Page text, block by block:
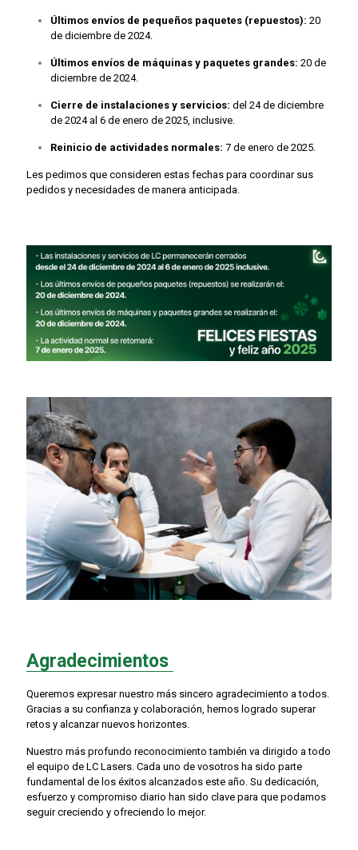
Últimos envíos de pequeños paquetes (repuestos): 20
de diciembre de 2024.
Últimos envíos de máquinas y paquetes grandes: 20 de
diciembre de 2024.
Cierre de instalaciones y servicios: del 24 de diciembre
de 2024 al 6 de enero de 2025, inclusive.
Reinicio de actividades normales: 7 de enero de 2025.
Les pedimos que consideren estas fechas para coordinar sus
pedidos y necesidades de manera anticipada.
Agradecimientos
Queremos expresar nuestro más sincero agradecimiento a todos.
Gracias a su confianza y colaboración, hemos logrado superar
retos y alcanzar nuevos horizontes.
Nuestro más profundo reconocimiento también va dirigido a todo
el equipo de LC Lasers. Cada uno de vosotros ha sido parte
fundamental de los éxitos alcanzados este año. Su dedicación,
esfuerzo y compromiso diario han sido clave para que podamos
seguir creciendo y ofreciendo lo mejor.